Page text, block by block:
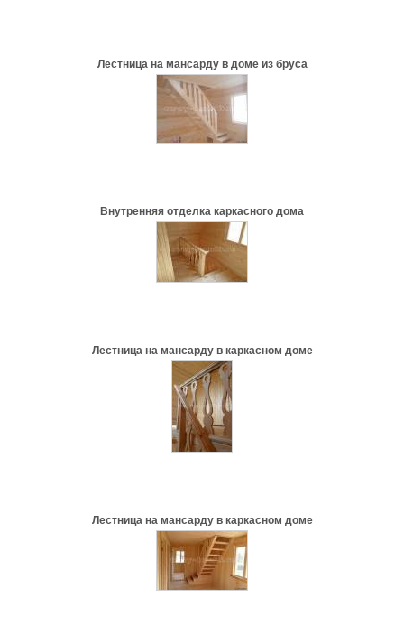
Лестница на мансарду в доме из бруса
Внутренняя отделка каркасного дома
Лестница на мансарду в каркасном доме
Лестница на мансарду в каркасном доме